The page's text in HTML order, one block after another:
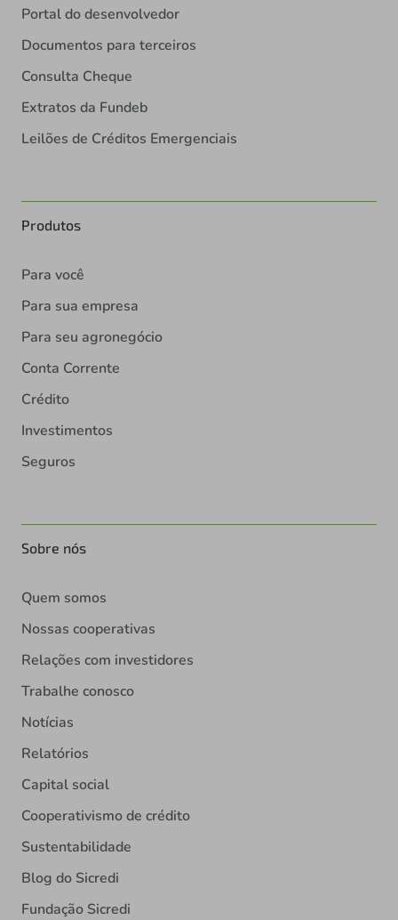
Portal do desenvolvedor
Documentos para terceiros
Consulta Cheque
Extratos da Fundeb
Leilões de Créditos Emergenciais
Produtos
Para você
Para sua empresa
Para seu agronegócio
Conta Corrente
Crédito
Investimentos
Seguros
Sobre nós
Quem somos
Nossas cooperativas
Relações com investidores
Trabalhe conosco
Notícias
Relatórios
Capital social
Cooperativismo de crédito
Sustentabilidade
Blog do Sicredi
Fundação Sicredi